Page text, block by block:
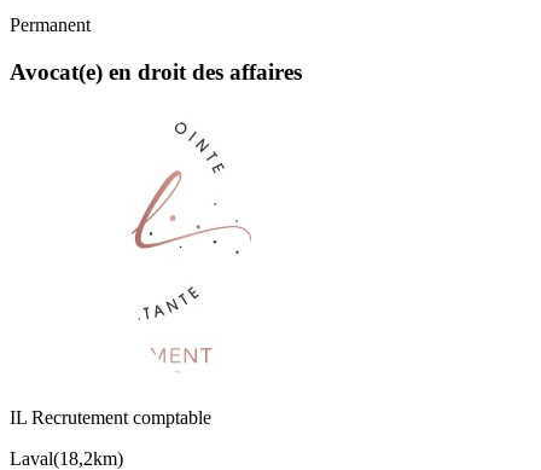
Permanent
Avocat(e) en droit des affaires
IL Recrutement comptable
Laval(18,2km)